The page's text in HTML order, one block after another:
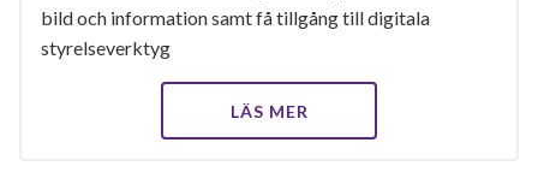
bild och information samt få tillgång till digitala
styrelseverktyg
LÄS MER